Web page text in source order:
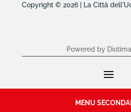
Copyright © 2026 | La Città
Powered by
MENU